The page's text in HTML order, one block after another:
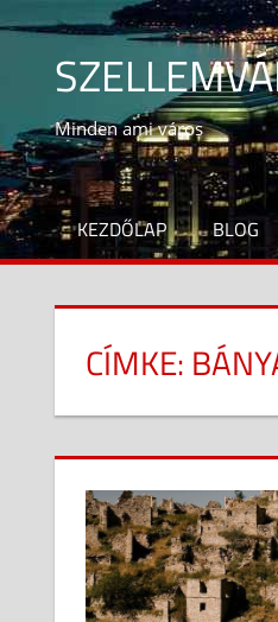
content
Minden ami város
KEZDŐLAP BLOG
CÍMKE: